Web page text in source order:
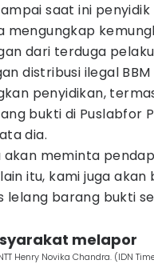
saat ini
mengungkap
dari terduga
distribusi ilegal
penyidikan,
bukti di Puslabfor
dia.
akan meminta
itu, kami juga
lelang barang bukti
melapor
Henry Novika Chandra. (IDN